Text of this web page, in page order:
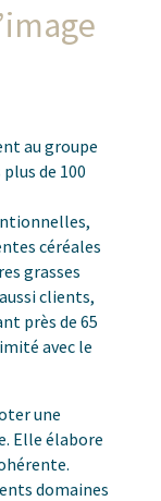
au groupe
de 100
céréales
grasses
clients,
près de 65
avec le
une
Elle élabore
domaines